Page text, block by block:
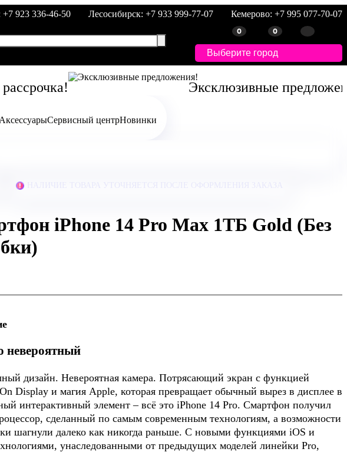
923 336-46-50 Лесосибирск: +7 933 999-77-07 Кемерово: +7 995 077-70-07
0 0
Выберите город
Эксклюзивные
Сервисный центрНовинки
iPhone 14 Pro Max 1ТБ Gold (Без
невероятный
дизайн. Невероятная камера. Потрясающий экран с функцией
Display и магия Apple, которая превращает обычный вырез в дисплее в
интерактивный элемент – всё это iPhone 14 Pro. Cмартфон получил
сделанный по самым современным технологиям, а возможности
шагнули далеко как никогда раньше. С новыми функциями iOS и
унаследованными от предыдущих моделей линейки Pro,